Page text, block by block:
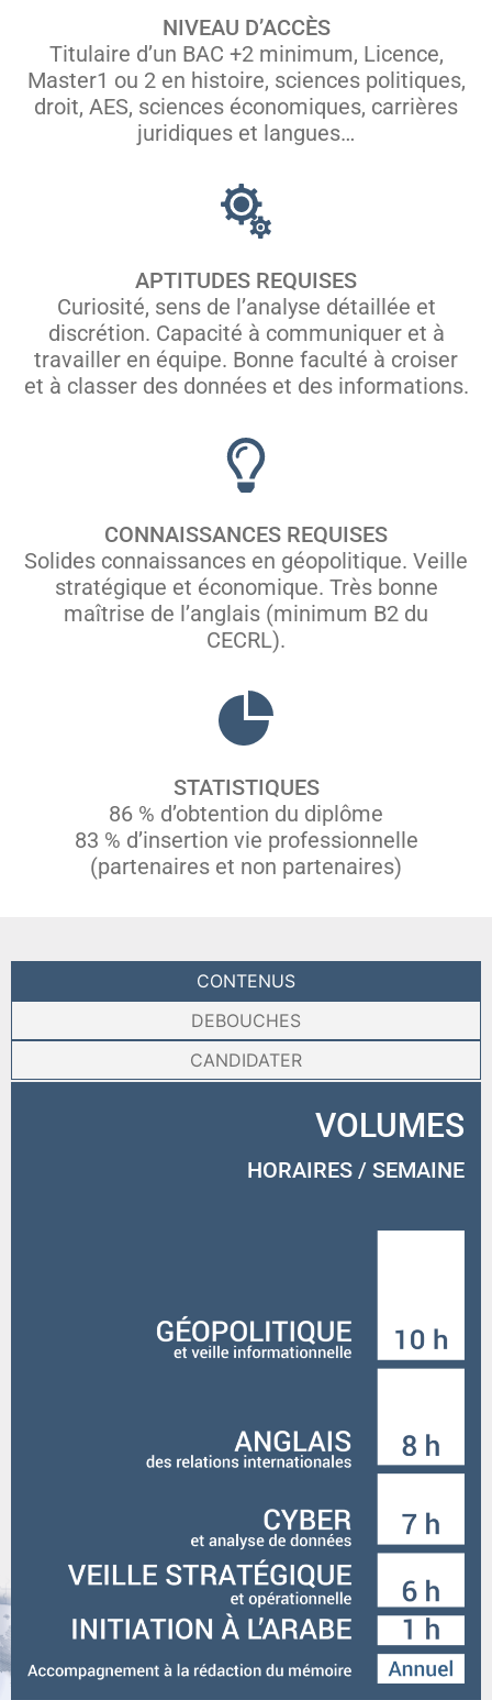
NIVEAU D’ACCÈS
Titulaire d’un BAC +2 minimum, Licence,
Master1 ou 2 en histoire, sciences politiques,
droit, AES, sciences économiques, carrières
juridiques et langues…
APTITUDES REQUISES
Curiosité, sens de l’analyse détaillée et
discrétion. Capacité à communiquer et à
travailler en équipe. Bonne faculté à croiser
et à classer des données et des informations.
CONNAISSANCES REQUISES
Solides connaissances en géopolitique. Veille
stratégique et économique. Très bonne
maîtrise de l’anglais (minimum B2 du
CECRL).
STATISTIQUES
86 % d’obtention du diplôme
83 % d’insertion vie professionnelle
(partenaires et non partenaires)
CONTENUS
DEBOUCHES
CANDIDATER
VOLUMES
HORAIRES / SEMAINE